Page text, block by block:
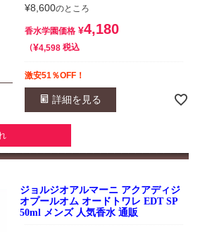
¥8,600のところ
香水学園価格 ¥4,180
¥4,598 税込
激安51％OFF！
詳細を見る
ジョルジオアルマーニ アクアディジ
オプールオム オードトワレ EDT SP
50ml メンズ 人気香水 通販